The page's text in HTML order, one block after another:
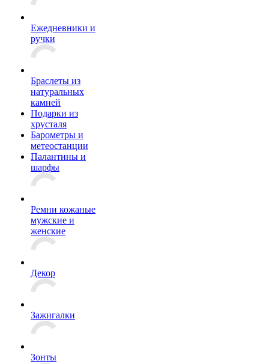
Ежедневники и
ручки
Браслеты из
натуральных
камней
Подарки из
хрусталя
Барометры и
метеостанции
Палантины и
шарфы
Ремни кожаные
мужские и
женские
Декор
Зажигалки
Зонты